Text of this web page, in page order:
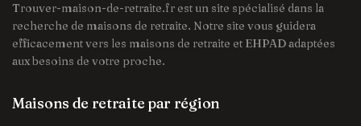
Trouver-maison-de-retraite.fr est un site spécialisé dans la
recherche de maisons de retraite. Notre site vous guidera
efficacement vers les maisons de retraite et EHPAD adaptées
aux besoins de votre proche.
Maisons de retraite par région